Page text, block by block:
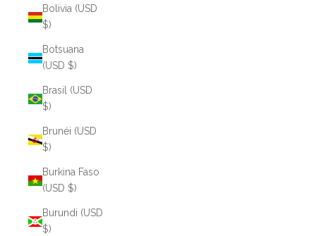
Bolivia (USD
$)
Botsuana
(USD $)
Brasil (USD
$)
Brunéi (USD
$)
Burkina Faso
(USD $)
Burundi (USD
$)